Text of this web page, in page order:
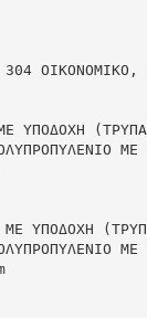
ΟΙΚΟΝΟΜΙΚΟ,
ΥΠΟΔΟΧΗ
ΜΕ
ΥΠΟΔΟΧΗ
ΜΕ